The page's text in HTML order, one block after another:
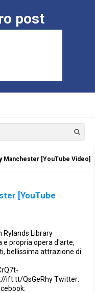
post
Manchester [YouTube Video]
[YouTube
Rylands Library
e propria opera d'arte,
bellissima attrazione di
ift.tt/QsGeRhy Twitter: